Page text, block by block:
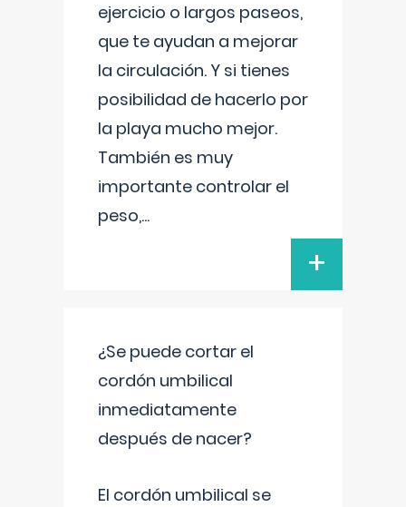
ejercicio o largos paseos,
que te ayudan a mejorar
la circulación. Y si tienes
posibilidad de hacerlo por
la playa mucho mejor.
También es muy
importante controlar el
peso,...
+
¿Se puede cortar el
cordón umbilical
inmediatamente
después de nacer?
El cordón umbilical se